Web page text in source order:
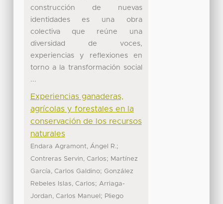
construcción de nuevas
identidades es una obra
colectiva que reúne una
diversidad de voces,
experiencias y reflexiones en
torno a la transformación social
...
Experiencias ganaderas,
agrícolas y forestales en la
conservación de los recursos
naturales
Endara Agramont, Ángel R.;
Contreras Servin, Carlos; Martínez
García, Carlos Galdino; González
Rebeles Islas, Carlos; Arriaga-
Jordan, Carlos Manuel ; Pliego